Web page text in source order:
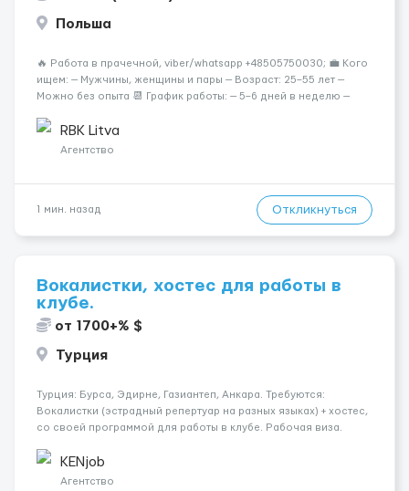
Польша
🔥 Работа в прачечной, viber/whatsapp +48505750030; 💼 Кого
ищем: — Мужчины, женщины и пары — Возраст: 25–55 лет —
Можно без опыта 📆 График работы: — 5–6 дней в неделю —
18:0...RBK Litva
Агентство
1 мин. назад Откликнуться
Вокалистки, хостес для работы в
клубе.
от 1700+% $
Турция
Турция: Бурса, Эдирне, Газиантеп, Анкара. Требуются:
Вокалистки (эстрадный репертуар на разных языках) + хостеc,
со своей программой для работы в клубе. Рабочая виза.
одного до трех месяцев. Мед. страховка. Высокая зарплат...
KENjob
Агентство